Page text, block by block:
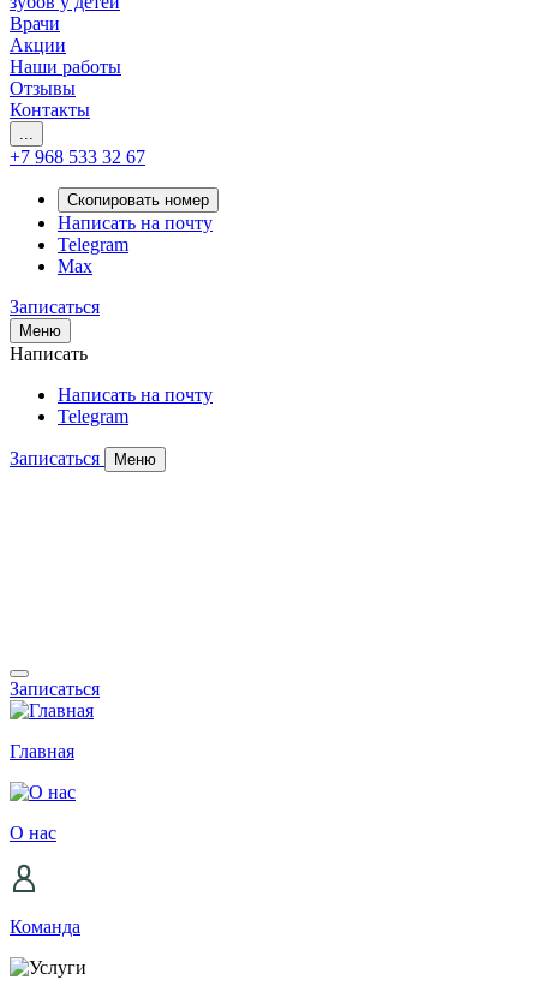
Врачи
Акции
Наши работы
Отзывы
Контакты
...
+7 968 533 32 67
Скопировать номер
Написать на почту
Telegram
Max
Записаться
Меню
Написать
Написать на почту
Telegram
Записаться Меню
Записаться
Главная
О нас
Команда